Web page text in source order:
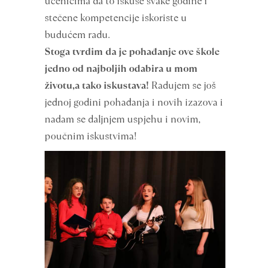
stečene kompetencije iskoriste u
budućem radu.
Stoga tvrdim da je pohađanje ove škole
jedno od najboljih odabira u mom
životu,a tako iskustava! Radujem se još
jednoj godini pohađanja i novih izazova i
nadam se daljnjem uspjehu i novim,
poučnim iskustvima!